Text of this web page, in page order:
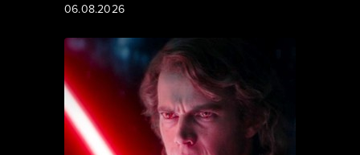
06.08.2026